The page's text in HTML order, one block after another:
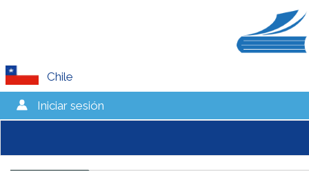
Chile
Iniciar sesión